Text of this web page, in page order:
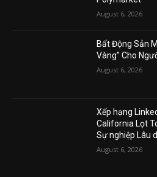
August 6, 2026
Bất Động Sản
Vàng” Cho
August 6, 2026
Xếp hạng
California Lọt
Sự nghiệp Lâu
August 6, 2026